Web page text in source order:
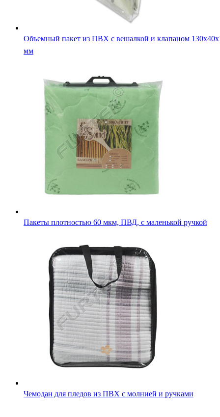
Объемный пакет из ПВХ с вешалкой и клапаном
мм
Пакеты плотностью 60 мкм, ПВД, с маленькой ручкой
Чемодан для пледов из ПВХ с молнией и ручками